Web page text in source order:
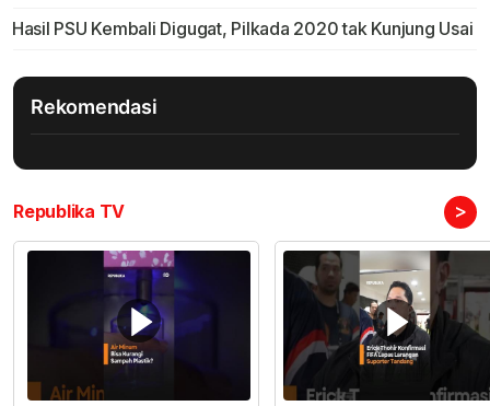
Hasil PSU Kembali Digugat, Pilkada 2020 tak Kunjung Usai
Rekomendasi
Republika TV >